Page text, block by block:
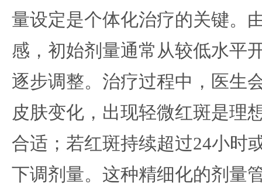
量设定是个体化治疗的关键。
感，初始剂量通常从较低水平
逐步调整。治疗过程中，医生
皮肤变化，出现轻微红斑是理
合适；若红斑持续超过24小时
下调剂量。这种精细化的剂量